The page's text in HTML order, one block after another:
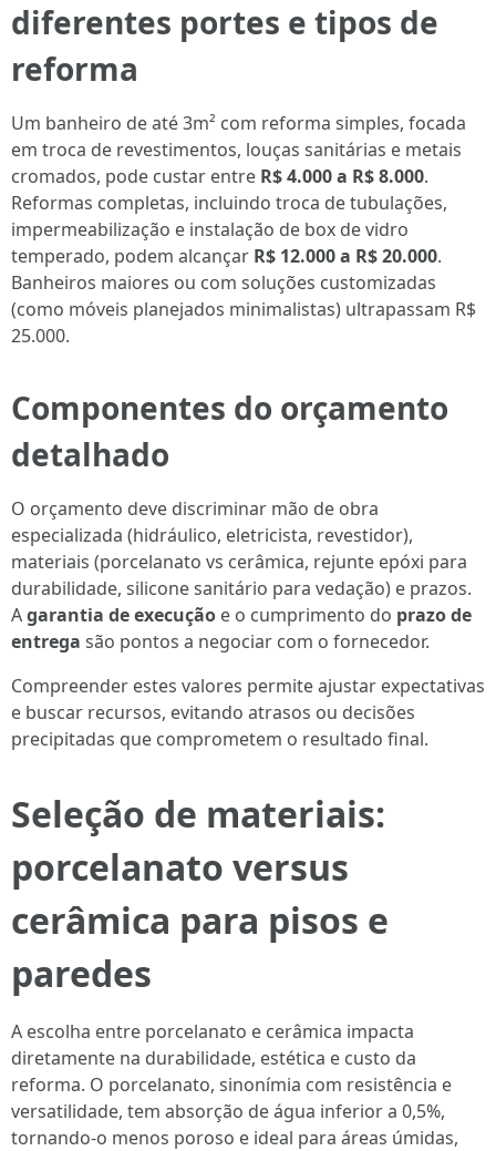
diferentes portes e tipos de
reforma
Um banheiro de até 3m² com reforma simples, focada
em troca de revestimentos, louças sanitárias e metais
cromados, pode custar entre R$ 4.000 a R$ 8.000.
Reformas completas, incluindo troca de tubulações,
impermeabilização e instalação de box de vidro
temperado, podem alcançar R$ 12.000 a R$ 20.000.
Banheiros maiores ou com soluções customizadas
(como móveis planejados minimalistas) ultrapassam R$
25.000.
Componentes do orçamento
detalhado
O orçamento deve discriminar mão de obra
especializada (hidráulico, eletricista, revestidor),
materiais (porcelanato vs cerâmica, rejunte epóxi para
durabilidade, silicone sanitário para vedação) e prazos.
Agarantia de execução e o cumprimento do prazo de
entrega são pontos a negociar com o fornecedor.
Compreender estes valores permite ajustar expectativas
e buscar recursos, evitando atrasos ou decisões
precipitadas que comprometem o resultado final.
Seleção de materiais:
porcelanato versus
cerâmica para pisos e
paredes
A escolha entre porcelanato e cerâmica impacta
diretamente na durabilidade, estética e custo da
reforma. O porcelanato, sinonímia com resistência e
versatilidade, tem absorção de água inferior a 0,5%,
tornando-o menos poroso e ideal para áreas úmidas,